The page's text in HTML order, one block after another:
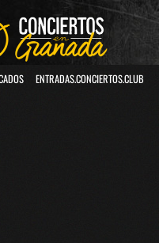
ENTRADAS.CONCIERTOS.CLUB